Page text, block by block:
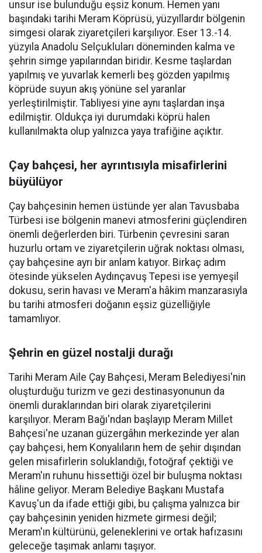
unsur ise bulunduğu eşsiz konum. Hemen yanı
başındaki tarihi Meram Köprüsü, yüzyıllardır bölgenin
simgesi olarak ziyaretçileri karşılıyor. Eser 13.-14.
yüzyıla Anadolu Selçukluları döneminden kalma ve
şehrin simge yapılarından biridir. Kesme taşlardan
yapılmış ve yuvarlak kemerli beş gözden yapılmış
köprüde suyun akış yönüne sel yaranlar
yerleştirilmiştir. Tabliyesi yine aynı taşlardan inşa
edilmiştir. Oldukça iyi durumdaki köprü halen
kullanılmakta olup yalnızca yaya trafiğine açıktır.
Çay bahçesi, her ayrıntısıyla misafirlerini
büyülüyor
Çay bahçesinin hemen üstünde yer alan Tavusbaba
Türbesi ise bölgenin manevi atmosferini güçlendiren
önemli değerlerden biri. Türbenin çevresini saran
huzurlu ortam ve ziyaretçilerin uğrak noktası olması,
çay bahçesine ayrı bir anlam katıyor. Birkaç adım
ötesinde yükselen Aydınçavuş Tepesi ise yemyeşil
dokusu, serin havası ve Meram'a hâkim manzarasıyla
bu tarihi atmosferi doğanın eşsiz güzelliğiyle
tamamlıyor.
Şehrin en güzel nostalji durağı
Tarihi Meram Aile Çay Bahçesi, Meram Belediyesi'nin
oluşturduğu turizm ve gezi destinasyonunun da
önemli duraklarından biri olarak ziyaretçilerini
karşılıyor. Meram Bağı'ndan başlayıp Meram Millet
Bahçesi'ne uzanan güzergâhın merkezinde yer alan
çay bahçesi, hem Konyalıların hem de şehir dışından
gelen misafirlerin soluklandığı, fotoğraf çektiği ve
Meram'ın ruhunu hissettiği özel bir buluşma noktası
hâline geliyor. Meram Belediye Başkanı Mustafa
Kavuş'un da ifade ettiği gibi, bu çalışma yalnızca bir
çay bahçesinin yeniden hizmete girmesi değil;
Meram'ın kültürünü, geleneklerini ve ortak hafızasını
geleceğe taşımak anlamı taşıyor.